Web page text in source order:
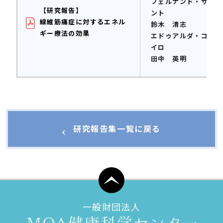
【研究報告】
線維筋痛症に対するエネル
ギー療法の効果
フェルナンド・サルメ
ント
鈴木 清志
エドゥアルダ・コルデ
イロ
田中 英明
研究報告集一覧に戻る
一般財団法人